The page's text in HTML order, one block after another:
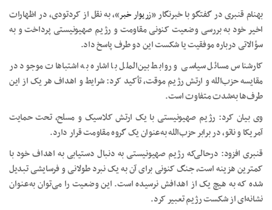
بهنام قنبری در گفتگو با خبرنگار «زریوار خبر»، به نقل از کردتودی، در اظهارات
اخیر خود به بررسی وضعیت کنونی مقاومت و رژیم صهیونیستی پرداخت و به
سؤالاتی درباره موفقیت یا شکست این دو طرف پاسخ داد.
کارشناس مسائل سیاسی و روابط بین‌الملل با اشاره به اشتباهات موجود در
مقایسه حزب‌الله و ارتش رژیم موقت، تأکید کرد: شرایط و اهداف هر یک از این
طرف‌ها به‌شدت متفاوت است.
وی بیان کرد: رژیم صهیونیستی با یک ارتش کلاسیک و مسلح، تحت حمایت
آمریکا و ناتو، در برابر حزب‌الله به‌عنوان یک گروه مقاومت قرار دارد.
قنبری افزود: درحالی‌که رژیم صهیونیستی به دنبال دستیابی به اهداف خود با
کمترین هزینه است، جنگ کنونی برای آن به یک نبرد طولانی و فرسایشی تبدیل
شده که به هیچ یک از اهدافش نرسیده است. این وضعیت را می‌توان به‌عنوان
نشانه‌ای از شکست رژیم تعبیر کرد.